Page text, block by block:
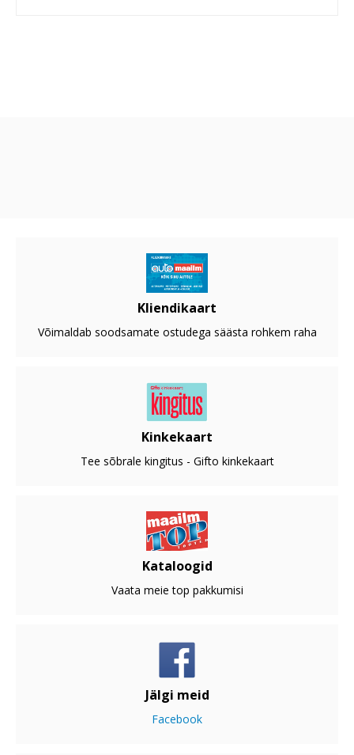
Kliendikaart
Võimaldab soodsamate ostudega säästa rohkem raha
Kinkekaart
Tee sõbrale kingitus - Gifto kinkekaart
Kataloogid
Vaata meie top pakkumisi
Jälgi meid
Facebook